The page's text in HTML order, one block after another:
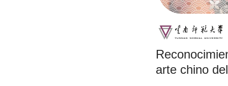
arte chino